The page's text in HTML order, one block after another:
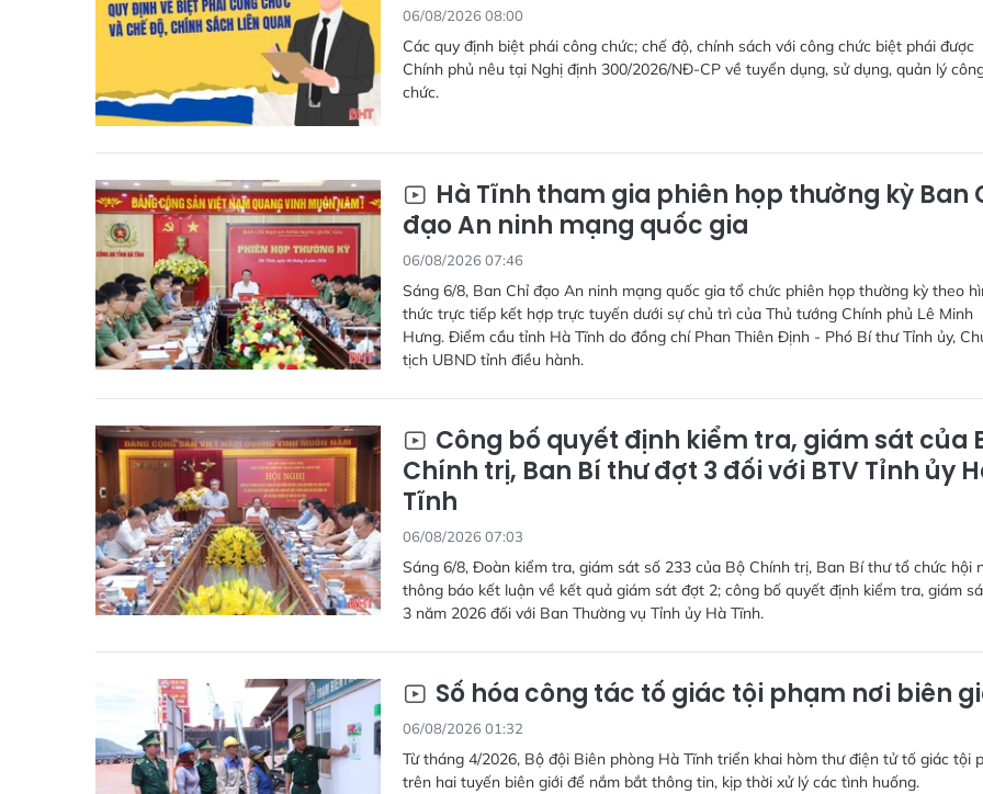
06/08/2026 08:00
Các quy định biệt phái công chức; chế độ, chính sách với công chức biệt phái được
Chính phủ nêu tại Nghị định 300/2026/NĐ-CP về tuyển dụng, sử dụng, quản lý
chức.
Hà Tĩnh tham gia phiên họp thường kỳ Ban
đạo An ninh mạng quốc gia
06/08/2026 07:46
Sáng 6/8, Ban Chỉ đạo An ninh mạng quốc gia tổ chức phiên họp thường kỳ theo
thức trực tiếp kết hợp trực tuyến dưới sự chủ trì của Thủ tướng Chính phủ Lê Minh
Hưng. Điểm cầu tỉnh Hà Tĩnh do đồng chí Phan Thiên Định - Phó Bí thư Tỉnh ủy,
tịch UBND tỉnh điều hành.
Công bố quyết định kiểm tra, giám sát của
Chính trị, Ban Bí thư đợt 3 đối với BTV Tỉnh ủy
Tĩnh
06/08/2026 07:03
Sáng 6/8, Đoàn kiểm tra, giám sát số 233 của Bộ Chính trị, Ban Bí thư tổ chức hội
thông báo kết luận về kết quả giám sát đợt 2; công bố quyết định kiểm tra, giám
3 năm 2026 đối với Ban Thường vụ Tỉnh ủy Hà Tĩnh.
Số hóa công tác tố giác tội phạm nơi biên
06/08/2026 01:32
Từ tháng 4/2026, Bộ đội Biên phòng Hà Tĩnh triển khai hòm thư điện tử tố giác tội
trên hai tuyến biên giới để nắm bắt thông tin, kịp thời xử lý các tình huống.